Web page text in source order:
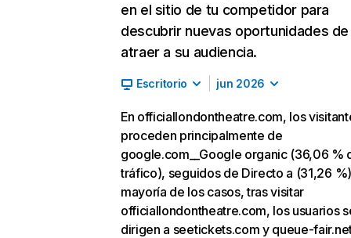
en el sitio de tu competidor para
descubrir nuevas oportunidades de
atraer a su audiencia.
Escritorio jun 2026
En officiallondontheatre.com, los
proceden principalmente de
google.com__Google organic (36,06 %
tráfico), seguidos de Directo a (31,26
mayoría de los casos, tras visitar
officiallondontheatre.com, los usuarios
dirigen a seetickets.com y queue-